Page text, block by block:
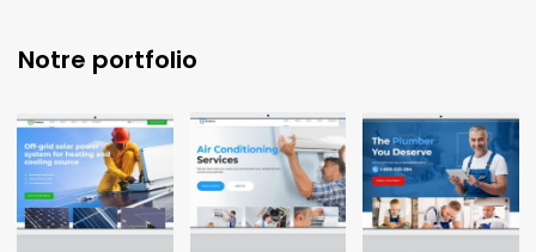
Notre portfolio